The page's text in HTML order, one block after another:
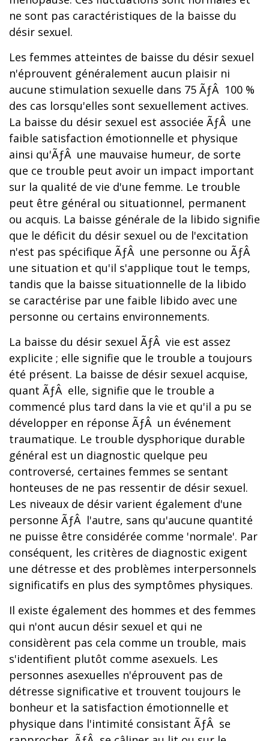
ne sont pas caractéristiques de la baisse du
désir sexuel.
Les femmes atteintes de baisse du désir sexuel
n'éprouvent généralement aucun plaisir ni
aucune stimulation sexuelle dans 75 ÃƒÂ 100 %
des cas lorsqu'elles sont sexuellement actives.
La baisse du désir sexuel est associée ÃƒÂ une
faible satisfaction émotionnelle et physique
ainsi qu'ÃƒÂ une mauvaise humeur, de sorte
que ce trouble peut avoir un impact important
sur la qualité de vie d'une femme. Le trouble
peut être général ou situationnel, permanent
ou acquis. La baisse générale de la libido signifie
que le déficit du désir sexuel ou de l'excitation
n'est pas spécifique ÃƒÂ une personne ou ÃƒÂ
une situation et qu'il s'applique tout le temps,
tandis que la baisse situationnelle de la libido
se caractérise par une faible libido avec une
personne ou certains environnements.
La baisse du désir sexuel ÃƒÂ vie est assez
explicite ; elle signifie que le trouble a toujours
été présent. La baisse de désir sexuel acquise,
quant ÃƒÂ elle, signifie que le trouble a
commencé plus tard dans la vie et qu'il a pu se
développer en réponse ÃƒÂ un événement
traumatique. Le trouble dysphorique durable
général est un diagnostic quelque peu
controversé, certaines femmes se sentant
honteuses de ne pas ressentir de désir sexuel.
Les niveaux de désir varient également d'une
personne ÃƒÂ l'autre, sans qu'aucune quantité
ne puisse être considérée comme 'normale'. Par
conséquent, les critères de diagnostic exigent
une détresse et des problèmes interpersonnels
significatifs en plus des symptômes physiques.
Il existe également des hommes et des femmes
qui n'ont aucun désir sexuel et qui ne
considèrent pas cela comme un trouble, mais
s'identifient plutôt comme asexuels. Les
personnes asexuelles n'éprouvent pas de
détresse significative et trouvent toujours le
bonheur et la satisfaction émotionnelle et
physique dans l'intimité consistant ÃƒÂ se